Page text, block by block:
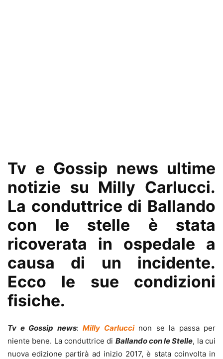
Tv e Gossip news ultime
notizie su Milly Carlucci.
La conduttrice di Ballando
con le stelle è stata
ricoverata in ospedale a
causa di un incidente.
Ecco le sue condizioni
fisiche.
Tv e Gossip news: Milly Carluccinon se la passa per
niente bene. La conduttrice di Ballando con le Stelle, la cui
nuova edizione partirà ad inizio 2017, è stata coinvolta in